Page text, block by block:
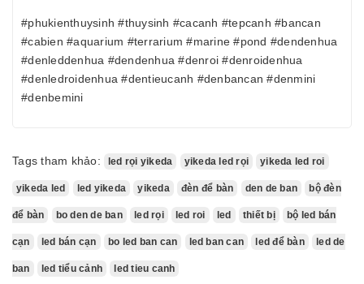
#phukienthuysinh #thuysinh #cacanh #tepcanh #bancan
#cabien #aquarium #terrarium #marine #pond #dendenhua
#denleddenhua #dendenhua #denroi #denroidenhua
#denledroidenhua #dentieucanh #denbancan #denmini
#denbemini
Tags tham khảo: led rọi yikeda yikeda led rọi yikeda led roi
yikeda led led yikeda yikeda đèn để bàn den de ban bộ đèn
để bàn bo den de ban led rọi led roi led thiết bị bộ led bán
cạn led bán cạn bo led ban can led ban can led để bàn led de
ban led tiểu cảnh led tieu canh